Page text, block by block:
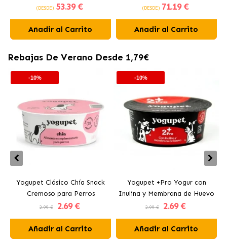
Gatos Adultos
(DESDE) 53.39 €
Añadir al Carrito
(DESDE) 71.19 €
Añadir al Carrito
Rebajas De Verano Desde 1,79€
-10%
Yogupet Clásico Chía Snack
Cremoso para Perros
2.99 € 2.69 €
Añadir al Carrito
-10%
Yogupet +Pro Yogur con
Inulina y Membrana de Huevo
para Perros y Gatos
2.99 € 2.69 €
Añadir al Carrito